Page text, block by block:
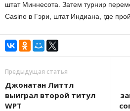
штат Миннесота. Затем турнир
Casino в Гэри, штат Индиана, где
Предыдущая статья
Джонатан Литтл
выиграл второй титул
WPT